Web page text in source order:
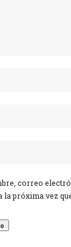
correo
la próxima vez